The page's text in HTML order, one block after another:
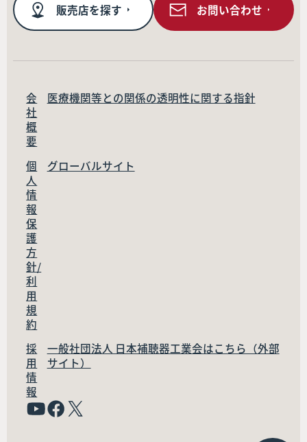
販売店を探す お問い合わせ
会
社
概
要
医療機関等との関係の透明性に関する指針
個
人
情
報
保
護
方
針/
利
用
規
約
グローバルサイト
採
用
情
報
一般社団法人 日本補聴器工業会はこちら（外部
サイト）